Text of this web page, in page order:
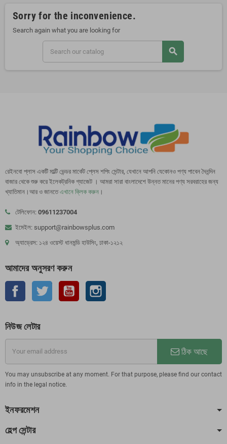
Sorry for the inconvenience.
Search again what you are looking for
search
রেইনবো প্লাস একটি মাল্টি ভেন্ডর মার্কেট প্লেস শপিং সেন্টার, যেখানে আপনি যেকোনও পণ্য পাবেন দৈনন্দিন
বাজার থেকে শুরু করে ইলেকট্রনিক গ্যাজেট । আমরা সারা বাংলাদেশে উন্নত মানের পণ্য সরবরাহের জন্য
খ্যাতিমান।আর ও জানতেএখানে ক্লিক করুন ।
টেলিফোন: 09611237004
ইমেইল: support@rainbowsplus.com
অ্যাড্রেস: ১২৪ ওয়েস্ট ধানমন্ডি হাউসিং, ঢাকা-১২১২
আমাদের অনুসরণ করুন
ফেসবুক টুইটার ইউটিউব
নিউজ লেটার
ঠিক আছে
You may unsubscribe at any moment. For that purpose, please find our contact
info in the legal notice.
ইনফরমেশন
হেল্প সেন্টার